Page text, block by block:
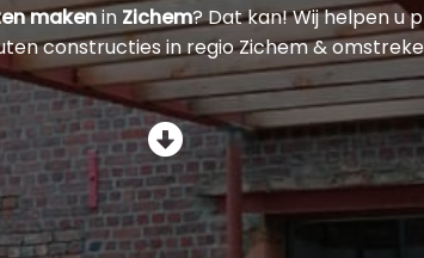
makenin Zichem? Dat kan! Wij helpen u
constructies in regio Zichem &